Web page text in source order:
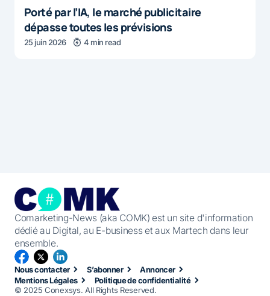
Porté par l’IA, le marché publicitaire
dépasse toutes les prévisions
25 juin 2026 4 min read
Comarketing-News (aka COMK) est un site d'information
dédié au Digital, au E-business et aux Martech dans leur
ensemble.
Nous contacter S’abonner
Annoncer
Mentions Légales
Politique de confidentialité
© 2025 Conexsys. All Rights Reserved.